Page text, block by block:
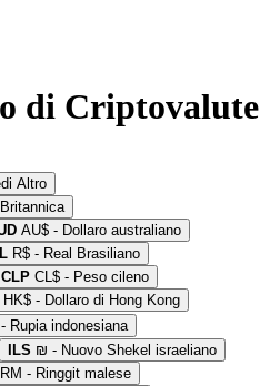
di Criptovalute
Altro
AU$ - Dollaro australiano
R$ - Real Brasiliano
CLP CL$ - Peso cileno
HK$ - Dollaro di Hong Kong
- Rupia indonesiana
ILS ₪ - Nuovo Shekel israeliano
RM - Ringgit malese